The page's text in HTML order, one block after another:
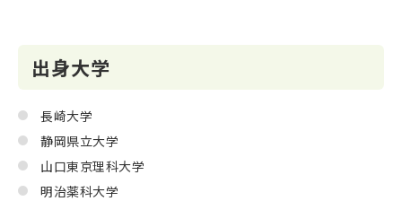
出身大学
長崎大学
静岡県立大学
山口東京理科大学
明治薬科大学